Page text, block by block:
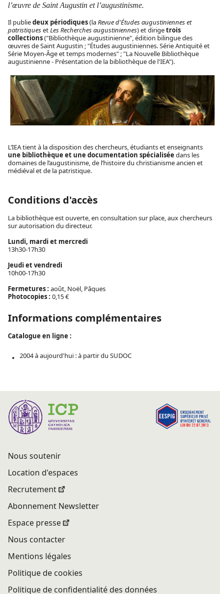
l’œuvre de Saint Augustin et l’augustinisme.
Il publiedeux périodiques(laRevue d'Études augustiniennes et
patristiquesetLes Recherches augustiniennes) et dirigetrois
collections("Bibliothèque augustinienne", édition bilingue des
œuvres de Saint Augustin ; "Études augustiniennes. Série Antiquité et
Série Moyen-Âge et temps modernes" ; "La Nouvelle Bibliothèque
augustinienne - Présentation de la bibliothèque de l'IEA").
L’IEA tient à la disposition des chercheurs, étudiants et enseignants
une bibliothèque et une documentation spécialisée dans les
domaines de l’augustinisme, de l’histoire du christianisme ancien et
médiéval et de la patristique.
Conditions d'accès
La bibliothèque est ouverte, en consultation sur place, aux chercheurs
sur autorisation du directeur.
Lundi, mardi et mercredi
13h30-17h30
Jeudi et vendredi
10h00-17h30
Fermetures : août, Noël, Pâques
Photocopies : 0,15 €
Informations complémentaires
Catalogue en ligne :
2004 à aujourd'hui : à partir du SUDOC
Nous soutenir
Location d'espaces
Recrutement
Abonnement Newsletter
Espace presse
Nous contacter
Mentions légales
Politique de cookies
Politique de confidentialité des données